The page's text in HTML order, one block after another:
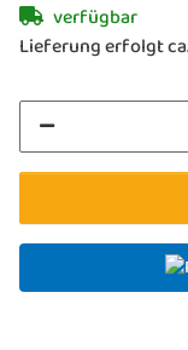
verfügbar
Lieferung erfolgt